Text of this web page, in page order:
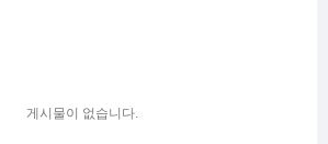
게시물이 없습니다.